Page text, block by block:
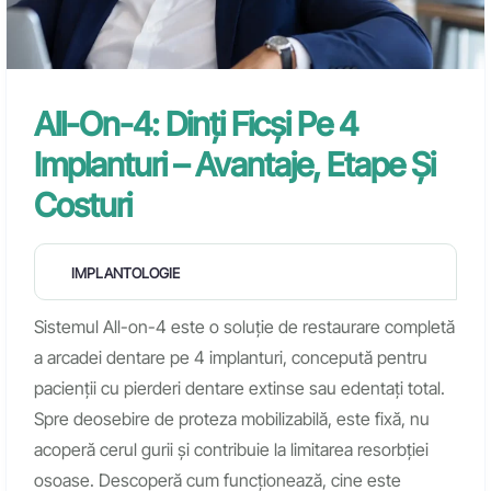
All-On-4: Dinți Ficși Pe 4
Implanturi – Avantaje, Etape Și
Costuri
IMPLANTOLOGIE
Sistemul All-on-4 este o soluție de restaurare completă
a arcadei dentare pe 4 implanturi, concepută pentru
pacienții cu pierderi dentare extinse sau edentați total.
Spre deosebire de proteza mobilizabilă, este fixă, nu
acoperă cerul gurii și contribuie la limitarea resorbției
osoase. Descoperă cum funcționează, cine este